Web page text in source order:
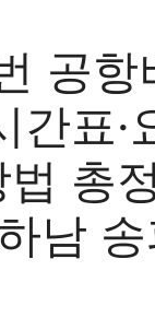
공항
간표·
총
남